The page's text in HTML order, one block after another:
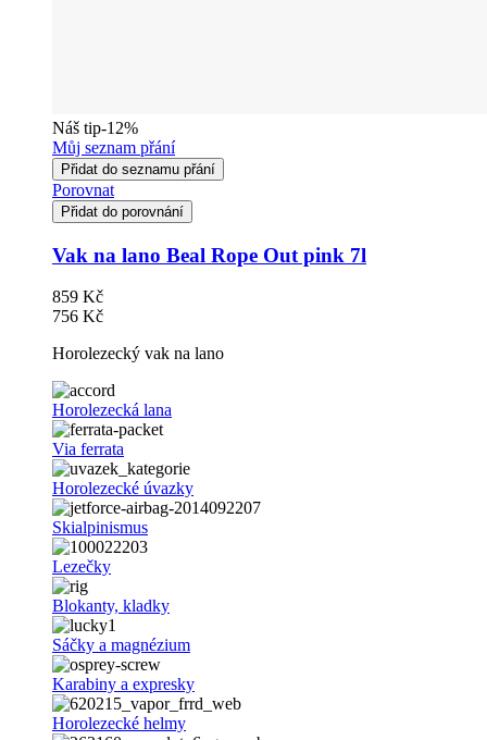
Náš tip-12%
Můj seznam přání
Přidat do seznamu přání
Porovnat
Přidat do porovnání
Vak na lano Beal Rope Out pink 7l
859 Kč
756 Kč
Horolezecký vak na lano
Horolezecká lana
Via ferrata
Horolezecké úvazky
Skialpinismus
Lezečky
Blokanty, kladky
Sáčky a magnézium
Karabiny a expresky
Horolezecké helmy